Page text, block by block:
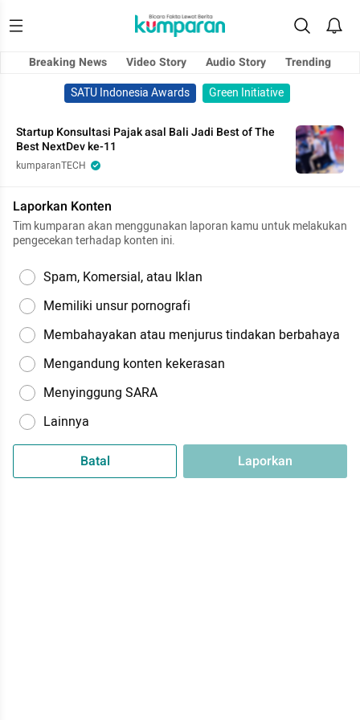
Breaking News Video Story Audio Story
Trending
SATU Indonesia Awards
Green Initiative
Startup Konsultasi Pajak asal Bali Jadi Best of The
Best NextDev ke-11
kumparanTECH
Laporkan Konten
Tim kumparan akan menggunakan laporan kamu untuk melakukan
pengecekan terhadap konten ini.
Spam, Komersial, atau Iklan
Memiliki unsur pornografi
Membahayakan atau menjurus tindakan berbahaya
Mengandung konten kekerasan
Menyinggung SARA
Lainnya
Batal Laporkan